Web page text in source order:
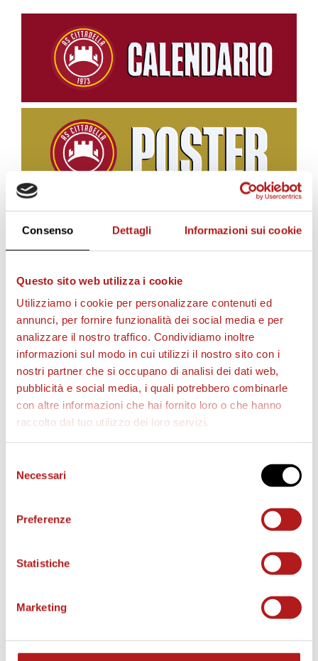
Consenso Dettagli Informazioni sui cookie
Questo sito web utilizza i cookie
Utilizziamo i cookie per personalizzare contenuti ed
annunci, per fornire funzionalità dei social media e per
analizzare il nostro traffico. Condividiamo inoltre
informazioni sul modo in cui utilizzi il nostro sito con i
nostri partner che si occupano di analisi dei dati web,
pubblicità e social media, i quali potrebbero combinarle
con altre informazioni che hai fornito loro o che hanno
raccolto dal tuo utilizzo dei loro servizi.
delNecessari
Preferenze
Statistiche
Marketing
BIGLIETTI
AS CITTADELLA STORE